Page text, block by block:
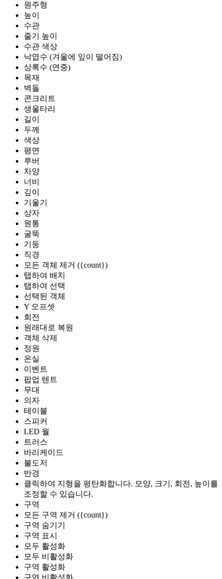
원주형
높이
수관
줄기 높이
수관 색상
낙엽수 (겨울에 잎이 떨어짐)
상록수 (연중)
목재
벽돌
콘크리트
생울타리
길이
두께
색상
평면
루버
차양
너비
깊이
기울기
상자
원통
굴뚝
기둥
직경
모든 객체 제거 ({count})
탭하여 배치
탭하여 선택
선택된 객체
Y 오프셋
회전
원래대로 복원
객체 삭제
정원
온실
이벤트
팝업 텐트
무대
의자
테이블
스피커
LED 월
트러스
바리케이드
불도저
반경
클릭하여 지형을 평탄화합니다. 모양, 크기, 회전, 높이를
조정할 수 있습니다.
구역
모든 구역 제거 ({count})
구역 숨기기
구역 표시
모두 활성화
모두 비활성화
구역 활성화